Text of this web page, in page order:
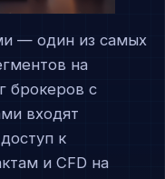
— один из самых
на
брокеров с
входят
к
и CFD на